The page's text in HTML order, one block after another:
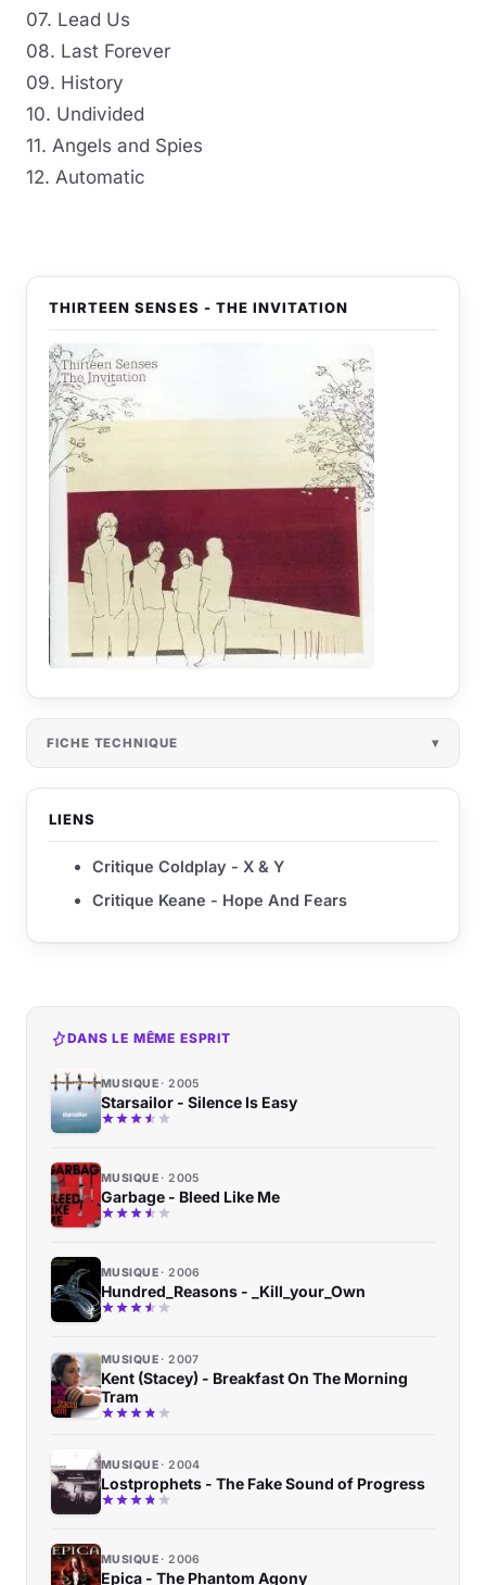
07. Lead Us
08. Last Forever
09. History
10. Undivided
11. Angels and Spies
12. Automatic
THIRTEEN SENSES - THE INVITATION
FICHE TECHNIQUE
LIENS
Critique Coldplay - X & Y
Critique Keane - Hope And Fears
DANS LE MÊME ESPRIT
MUSIQUE 2005
Starsailor - Silence Is Easy
MUSIQUE 2005
Garbage - Bleed Like Me
MUSIQUE 2006
Hundred_Reasons - _Kill_your_Own
MUSIQUE 2007
Kent (Stacey) - Breakfast On The Morning
Tram
MUSIQUE 2004
Lostprophets - The Fake Sound of Progress
MUSIQUE 2006
Epica - The Phantom Agony